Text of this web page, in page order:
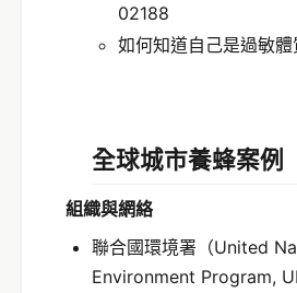
02188
如何知道自己是過敏體
全球城市養蜂案例
組織與網絡
聯合國環境署（United
Environment Program,